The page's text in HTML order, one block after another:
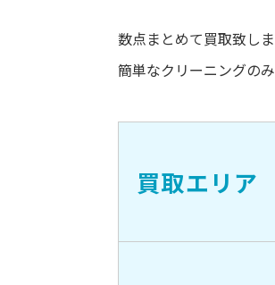
数点まとめて買取致し
簡単なクリーニングのみ
買取エリア